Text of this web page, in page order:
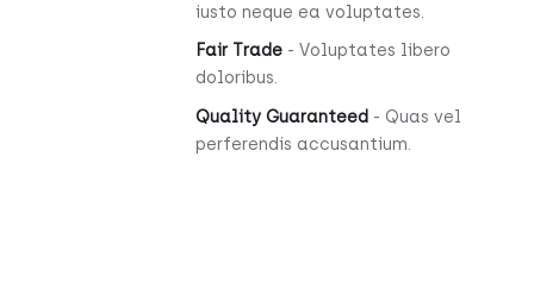
iusto neque ea voluptates.
Fair Trade- Voluptates libero
doloribus.
Quality Guaranteed - Quas vel
perferendis accusantium.